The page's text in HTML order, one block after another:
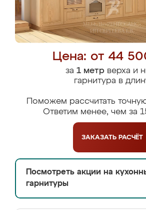
Цена: от 44
за 1 метрверха и
гарнитура в
Поможем рассчитать
Ответим менее, чем за
ЗАКАЗАТЬ РАСЧЁТ
Посмотреть акции на
гарнитуры